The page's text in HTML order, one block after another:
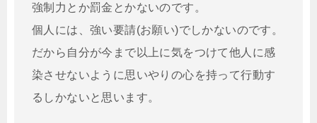
強制力とか罰金とかないのです。
個人には、強い要請(お願い)でしかないのです。
だから自分が今まで以上に気をつけて他人に感
染させないように思いやりの心を持って行動す
るしかないと思います。